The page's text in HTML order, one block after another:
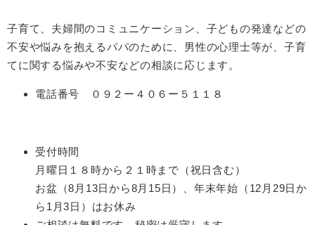
子育て、夫婦間のコミュニケーション、子どもの発達などの
不安や悩みを抱えるパパのために、男性の心理士等が、子育
てに関する悩みや不安などの相談に応じます。
電話番号 ０９２ー４０６ー５１１８
受付時間
月曜日１８時から２１時まで（祝日含む）
お盆（8月13日から8月15日）、年末年始（12月29日か
ら1月3日）はお休み